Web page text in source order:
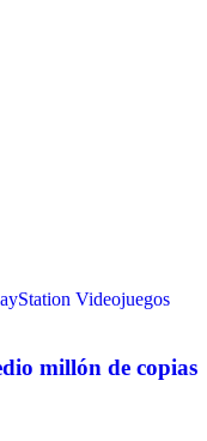
Videojuegos
millón de copias